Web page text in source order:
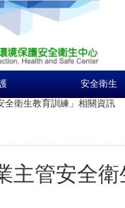
安全衛生
全衛生教育訓練」相關資訊
主管安全